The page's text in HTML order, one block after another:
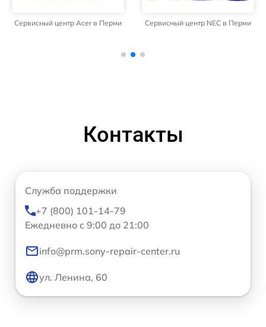
Сервисный центр Acer в Перми Сервисный центр NEC в Перми
Контакты
Служба поддержки
+7 (800) 101-14-79
Ежедневно с 9:00 до 21:00
info@prm.sony-repair-center.ru
ул. Ленина, 60